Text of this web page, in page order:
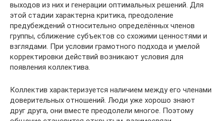
выходов из них и генерации оптимальных решений. Для
этой стадии характерна критика, преодоление
предубеждений относительно определённых членов
группы, сближение субъектов со схожими ценностями и
взглядами. При условии грамотного подхода и умелой
корректировки действий возникают условия для
появления коллектива.
Коллектив характеризуется наличием между его членами
доверительных отношений. Люди уже хорошо знают
друг друга, они вместе преодолели многое. Поэтому